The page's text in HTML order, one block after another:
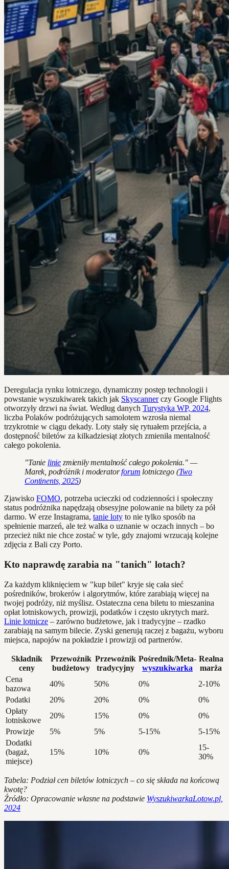
Deregulacja rynku lotniczego, dynamiczny postęp technologii i
powstanie wyszukiwarek takich jak Skyscannerczy Google Flights
otworzyły drzwi na świat. Według danych Turystyka WP, 2024,
liczba Polaków podróżujących samolotem wzrosła niemal
trzykrotnie w ciągu dekady. Loty stały się rytuałem przejścia, a
dostępność biletów za kilkadziesiąt złotych zmieniła mentalność
całego pokolenia.
"Tanie linie zmieniły mentalność całego pokolenia." —
Marek, podróżnik i moderatorforum lotniczego (Two
Continents, 2025)
Zjawisko FOMO, potrzeba ucieczki od codzienności i społeczny
status podróżnika napędzają obsesyjne polowanie na bilety za pół
darmo. W erze Instagrama, tanie loty to nie tylko sposób na
spełnienie marzeń, ale też walka o uznanie w oczach innych – bo
przecież nikt nie chce zostać w tyle, gdy znajomi wrzucają kolejne
zdjęcia z Bali czy Porto.
Kto naprawdę zarabia na "tanich" lotach?
Za każdym kliknięciem w "kup bilet" kryje się cała sieć
pośredników, brokerów i algorytmów, które zarabiają więcej na
twojej podróży, niż myślisz. Ostateczna cena biletu to mieszanina
opłat lotniskowych, prowizji, podatków i często ukrytych marż.
Linie lotnicze – zarówno budżetowe, jak i tradycyjne – rzadko
zarabiają na samym bilecie. Zyski generują raczej z bagażu, wyboru
miejsca, napojów na pokładzie i prowizji od partnerów.
Składnik
ceny
Przewoźnik
budżetowy
Przewoźnik
tradycyjny
Pośrednik/Meta-
wyszukiwarka
Realna
marża
Cena
bazowa
40% 50% 0%
2-10%
Podatki
20% 20% 0%
0%
Opłaty
lotniskowe
20% 15% 0%
0%
Prowizje
5% 5% 5-15%
5-15%
Dodatki
(bagaż,
miejsce)
15% 10% 0%
15-
30%
Tabela: Podział cen biletów lotniczych – co się składa na końcową
kwotę?
Źródło: Opracowanie własne na podstawie WyszukiwarkaLotow.pl,
2024